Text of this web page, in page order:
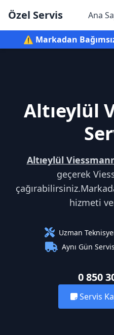
Özel Servis Ana
⚠️ Markadan
Altıeylül
Altıeylül
geçerek
hizmeti
Uzman
Aynı Gün Servis
0 850
Servis